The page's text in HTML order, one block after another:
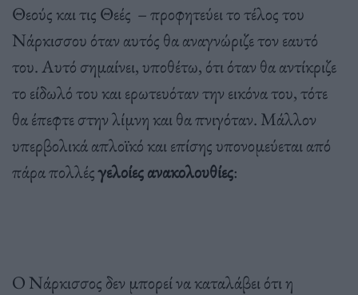
Θεούς και τις Θεές – προφητεύει το τέλος του
Νάρκισσου όταν αυτός θα αναγνώριζε τον εαυτό
του. Αυτό σημαίνει, υποθέτω, ότι όταν θα αντίκριζε
το είδωλό του και ερωτευόταν την εικόνα του, τότε
θα έπεφτε στην λίμνη και θα πνιγόταν. Μάλλον
υπερβολικά απλοϊκό και επίσης υπονομεύεται από
πάρα πολλέςγελοίες ανακολουθίες:
Ο Νάρκισσος δεν μπορεί να καταλάβει ότι η